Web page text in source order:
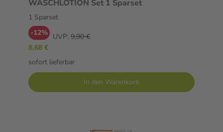
WASCHLOTION Set 1 Sparset
1 Sparset
-12% UVP: 9,90 €
8,68 €
sofort lieferbar
In den Warenkorb